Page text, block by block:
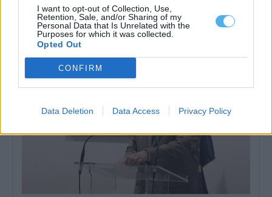
I want to opt-out of Collection, Use,
Retention, Sale, and/or Sharing of my
Personal Data that Is Unrelated with the
Purposes for which it was collected.
Opted Out
CONFIRM
Data Deletion Data Access Privacy Policy
Quatro entidades com ligação ao Alentejo vão receber um total
de 738,8 mil euros...
6 Agosto, 2026 - 09:49